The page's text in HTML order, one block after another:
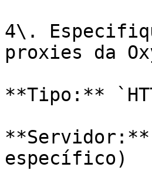
4\.
proxies da
**Tipo:**
específico)